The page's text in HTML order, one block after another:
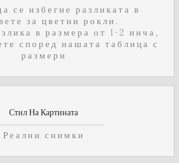
се избегне разликата в
за цветни рокли.
в размера от 1-2 инча,
според нашата таблица с
размери
Стил На Картината
Реални снимки